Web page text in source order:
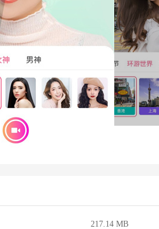
217.14 MB